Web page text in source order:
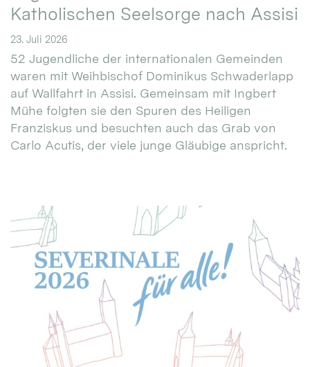
Katholischen Seelsorge nach Assisi
23. Juli 2026
52 Jugendliche der internationalen Gemeinden
waren mit Weihbischof Dominikus Schwaderlapp
auf Wallfahrt in Assisi. Gemeinsam mit Ingbert
Mühe folgten sie den Spuren des Heiligen
Franziskus und besuchten auch das Grab von
Carlo Acutis, der viele junge Gläubige anspricht.